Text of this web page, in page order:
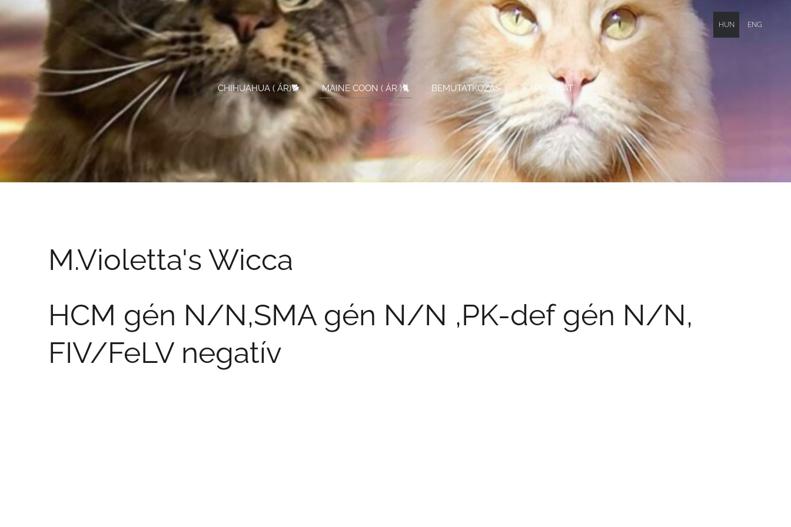
CHIHUAHUA ( ÁR)🐕 MAINE COON ( ÁR )🐈 BEMUTATKOZÁS KAPCSOLAT
HUN ENG
M.Violetta's Wicca
HCM gén N/N,SMA gén N/N ,PK-def gén N/N,
FIV/FeLV negatív